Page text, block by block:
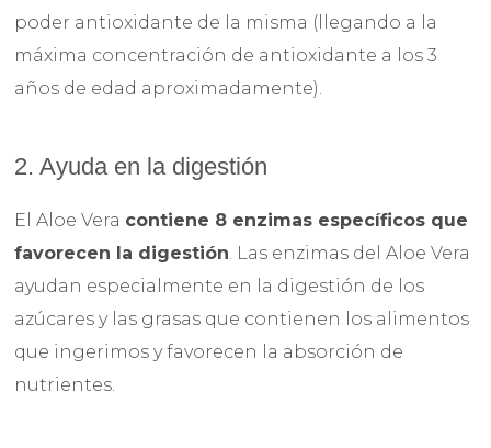
poder antioxidante de la misma (llegando a la
máxima concentración de antioxidante a los 3
años de edad aproximadamente).
2. Ayuda en la digestión
El Aloe Vera contiene 8 enzimas específicos que
favorecen la digestión. Las enzimas del Aloe Vera
ayudan especialmente en la digestión de los
azúcares y las grasas que contienen los alimentos
que ingerimos y favorecen la absorción de
nutrientes.